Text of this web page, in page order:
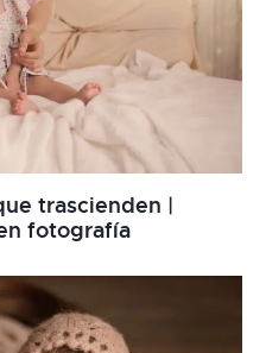
trascienden |
fotografía